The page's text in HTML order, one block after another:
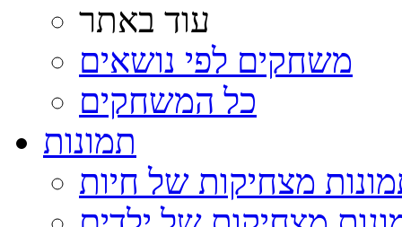
עוד באתר
משחקים לפי נושאים
כל המשחקים
תמונות
מצחיקות של חיות